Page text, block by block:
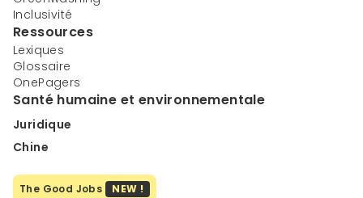
Inclusivité
Ressources
Lexiques
Glossaire
OnePagers
Santé humaine et environnementale
Juridique
Chine
The Good Jobs NEW !